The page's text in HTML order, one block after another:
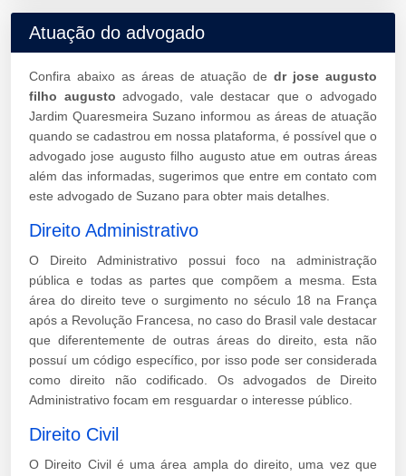
Atuação do advogado
Confira abaixo as áreas de atuação dedr jose augusto
filho augusto advogado, vale destacar que o advogado
Jardim Quaresmeira Suzano informou as áreas de atuação
quando se cadastrou em nossa plataforma, é possível que o
advogado jose augusto filho augusto atue em outras áreas
além das informadas, sugerimos que entre em contato com
este advogado de Suzano para obter mais detalhes.
Direito Administrativo
O Direito Administrativo possui foco na administração
pública e todas as partes que compõem a mesma. Esta
área do direito teve o surgimento no século 18 na França
após a Revolução Francesa, no caso do Brasil vale destacar
que diferentemente de outras áreas do direito, esta não
possuí um código específico, por isso pode ser considerada
como direito não codificado. Os advogados de Direito
Administrativo focam em resguardar o interesse público.
Direito Civil
O Direito Civil é uma área ampla do direito, uma vez que